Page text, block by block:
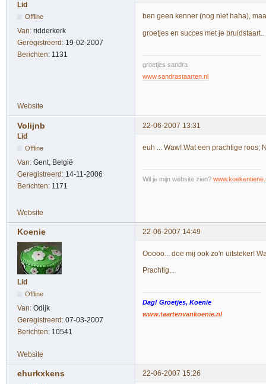
Lid
Offline
Van: ridderkerk
Geregistreerd: 19-02-2007
Berichten: 1131
ben geen kenner (nog niet haha),
groetjes en succes met je bruidstaart..
groetjes sandra
www.sandrastaarten.nl
Website
Volijnb
22-06-2007 13:31
Lid
Offline
Van: Gent, België
Geregistreerd: 14-11-2006
Berichten: 1171
euh ... Waw! Wat een prachtige roos;
Wil je mijn website zien?
Website
Koenie 22-06-2007 14:49
Lid
Offline
Van: Odijk
Geregistreerd: 07-03-2007
Berichten: 10541
Ooooo... doe mij ook zo'n uitsteker!
Prachtig...
Dag! Groetjes, Koenie
www.taartenvankoenie.nl
Website
ehurkxkens 22-06-2007 15:26